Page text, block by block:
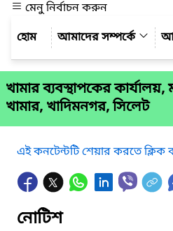
মেনু নির্বাচন করুন
আমাদের সম্পর্কে
খামার ব্যবস্থাপকের
খামার, খাদিমনগর, সিলেট
এই কনটেন্টটি শেয়ার করতে
নোটিশ